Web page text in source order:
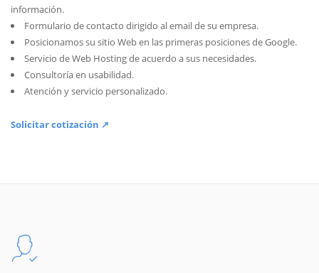
información.
Formulario de contacto dirigido al email de su empresa.
Posicionamos su sitio Web en las primeras posiciones de Google.
Servicio de Web Hosting de acuerdo a sus necesidades.
Consultoría en usabilidad.
Atención y servicio personalizado.
Solicitar cotización ↗